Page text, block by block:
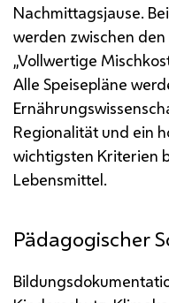
Nachmittagsjause.
werden zwischen den
„Vollwertige
Alle Speisepläne
Regionalität und ein
wichtigsten Kriterien
Lebensmittel.
Pädagogischer